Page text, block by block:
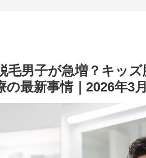
毛男子が急増？キッ
最新事情｜2026年3